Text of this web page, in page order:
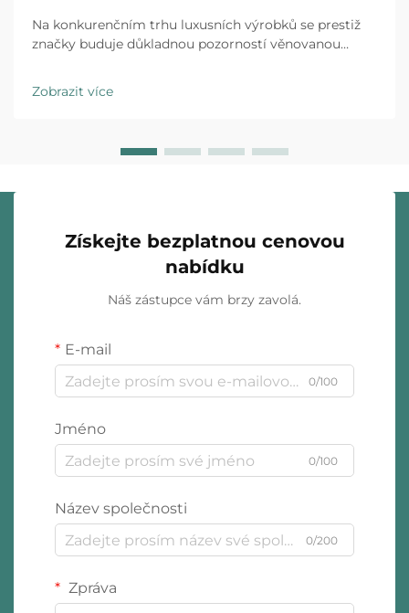
Na konkurenčním trhu luxusních výrobků se prestiž
značky buduje důkladnou pozorností věnovanou
šperků představuje první fyzickou interakci mezi vaší
značkou a zákazníkem. Zážitek z rozbalení…
Zobrazit více
Získejte bezplatnou cenovou
nabídku
Náš zástupce vám brzy zavolá.
E-mail
0/100
Jméno
0/100
Název společnosti
0/200
Zpráva